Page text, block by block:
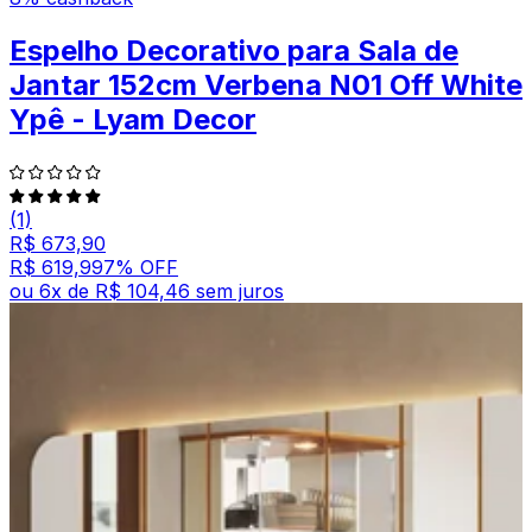
Espelho Decorativo para Sala de
Jantar 152cm Verbena N01 Off White
Ypê - Lyam Decor
(1)
R$ 673,90
R$ 619,997% OFF
ou 6x de R$ 104,46 sem juros